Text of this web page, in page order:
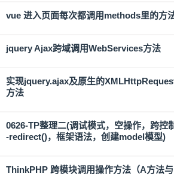
vue 进入页面每次都调用methods里的方
jquery Ajax跨域调用WebServices方法
实现jquery.ajax及原生的
方法
0626-TP整理二(调试模式，空操作，跨控
-redirect()，框架语法，创建model模型)
ThinkPHP 跨模块调用操作方法（A方法与